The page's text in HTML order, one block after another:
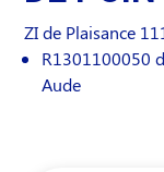
ZI de Plaisance
R1301100050
Aude